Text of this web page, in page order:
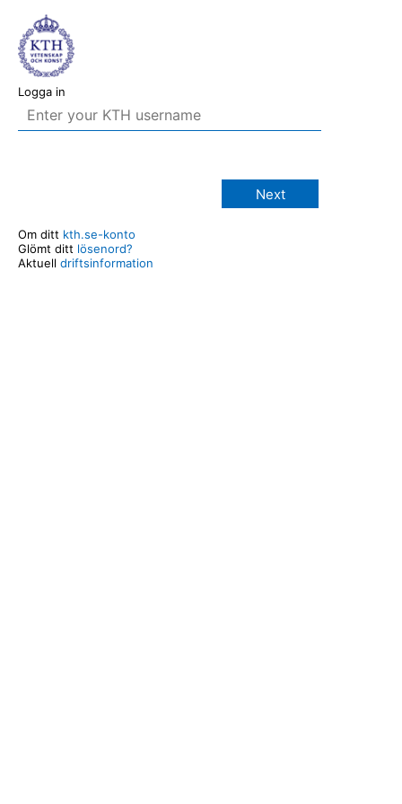
Logga in
Next
Om ditt kth.se-konto
Glömt ditt lösenord?
Aktuell driftsinformation